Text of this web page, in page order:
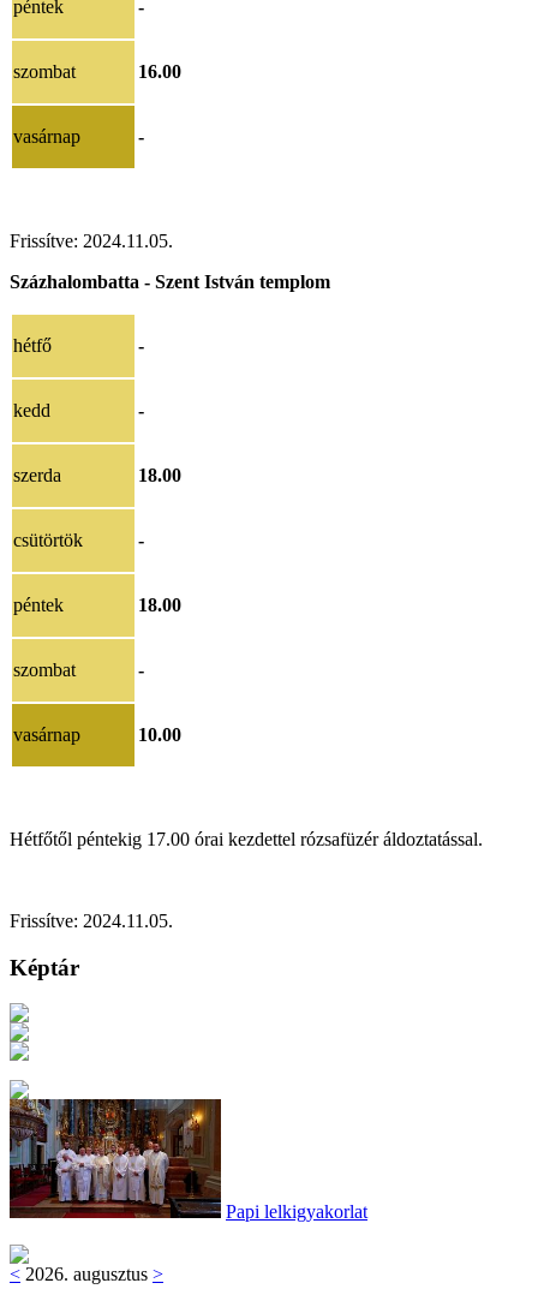
péntek -
szombat 16.00
vasárnap -
Frissítve: 2024.11.05.
Százhalombatta - Szent István templom
hétfő -
kedd -
szerda 18.00
csütörtök -
péntek 18.00
szombat -
vasárnap 10.00
Hétfőtől péntekig 17.00 órai kezdettel rózsafüzér áldoztatással.
Frissítve: 2024.11.05.
Képtár
Papi lelkigyakorlat
< 2026. augusztus >